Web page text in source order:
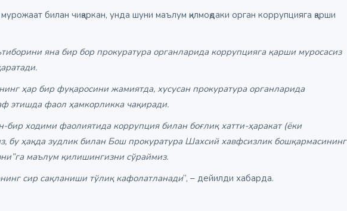
билан чиқаркан, унда шуни маълум қилмоқдаки орган коррупцияга қарши
яна бир бор прокуратура органларида коррупцияга қарши муросасиз
ҳар бир фуқаросини жамиятда, хусусан прокуратура органларида
этишда фаол ҳамкорликка чақиради.
бир ходими фаолиятида коррупция билан боғлиқ хатти-ҳаракат (ёки
бу ҳақда зудлик билан Бош прокуратура Шахсий хавфсизлик бошқармасининг
маълум қилишингизни сўраймиз.
сир сақланиши тўлиқ кафолатланади”, – дейилди хабарда.